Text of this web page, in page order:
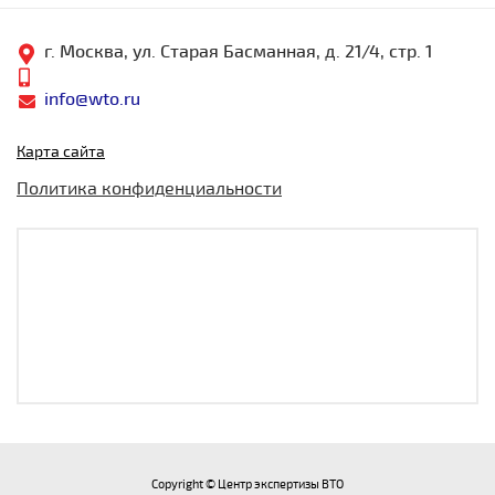
г. Москва, ул. Старая Басманная, д. 21/4, стр. 1
info@wto.ru
Карта сайта
Политика конфиденциальности
Copyright © Центр экспертизы ВТО